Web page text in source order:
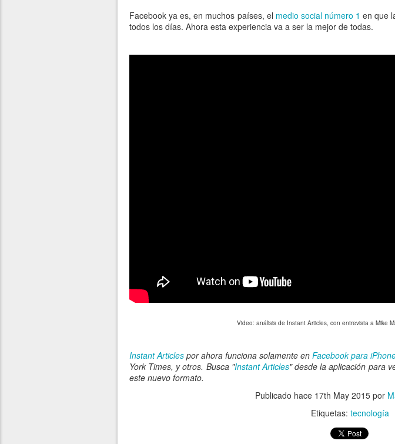
Facebook ya es, en muchos países, el medio social número 1 en que
todos los días. Ahora esta experiencia va a ser la mejor de todas.
Video: análisis de Instant Articles, con entrevista a Mike
Instant Articles por ahora funciona solamente en Facebook para
York Times, y otros. Busca "Instant Articles" desde la aplicación para
este nuevo formato.
Publicado hace 17th May 2015 por
Etiquetas: tecnología